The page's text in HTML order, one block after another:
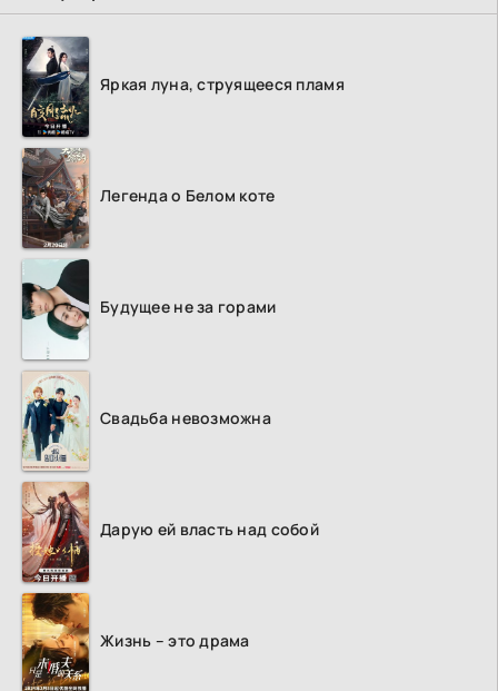
Яркая луна, струящееся пламя
Легенда о Белом коте
Будущее не за горами
Свадьба невозможна
Дарую ей власть над собой
Жизнь – это драма